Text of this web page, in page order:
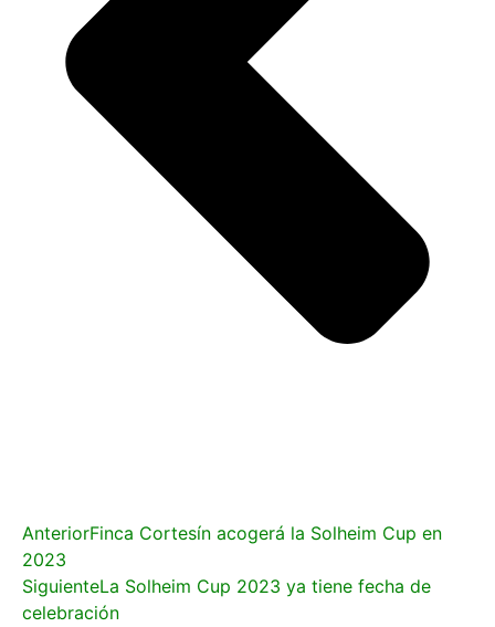
AnteriorFinca Cortesín acogerá la Solheim Cup en
2023
SiguienteLa Solheim Cup 2023 ya tiene fecha de
celebración